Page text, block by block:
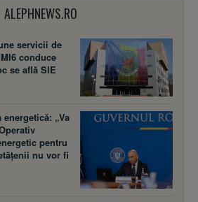
ALEPHNEWS.RO
servicii de
conduce
se află SIE
„Va
pentru
nu vor fi